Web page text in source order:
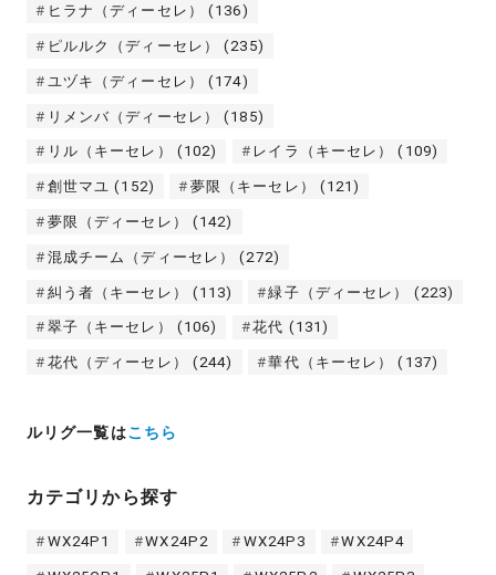
ヒラナ（ディーセレ） (136)
ピルルク（ディーセレ） (235)
ユヅキ（ディーセレ） (174)
リメンバ（ディーセレ） (185)
リル（キーセレ） (102) レイラ（キーセレ） (109)
創世マユ (152) 夢限（キーセレ） (121)
夢限（ディーセレ） (142)
混成チーム（ディーセレ） (272)
糾う者（キーセレ） (113) 緑子（ディーセレ） (223)
翠子（キーセレ） (106) 花代 (131)
花代（ディーセレ） (244) 華代（キーセレ） (137)
ルリグ一覧はこちら
カテゴリから探す
WX24P1 WX24P2 WX24P3 WX24P4